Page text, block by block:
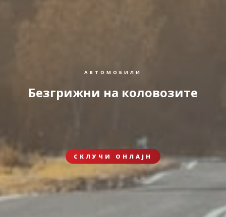
АВТОМОБИЛИ
Безгрижни на коловозите
СКЛУЧИ ОНЛАЈН